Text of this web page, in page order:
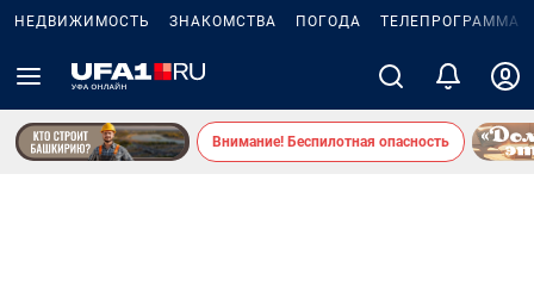
НЕДВИЖИМОСТЬ ЗНАКОМСТВА ПОГОДА ТЕЛЕПРОГРАММА
Внимание! Беспилотная опасность